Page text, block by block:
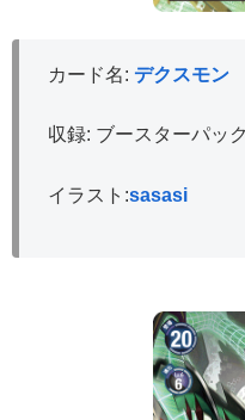
カード名: デクスモン
収録: ブースターパッ
イラスト:sasasi